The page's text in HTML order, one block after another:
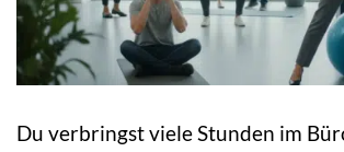
Du verbringst viele Stunden im